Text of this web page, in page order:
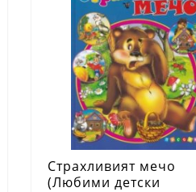
Страхливият мечо
(Любими детски